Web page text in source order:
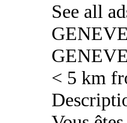
See all
GENEVE
GENEVE
< 5 km